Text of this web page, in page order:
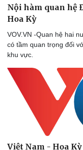
Pháp luật
Vụ án
Tư vấn luật
Nội hàm quan hệ
Hoa Kỳ
VOV.VN -Quan hệ hai
có tầm quan trọng đối
khu vực.
Việt Nam - Hoa